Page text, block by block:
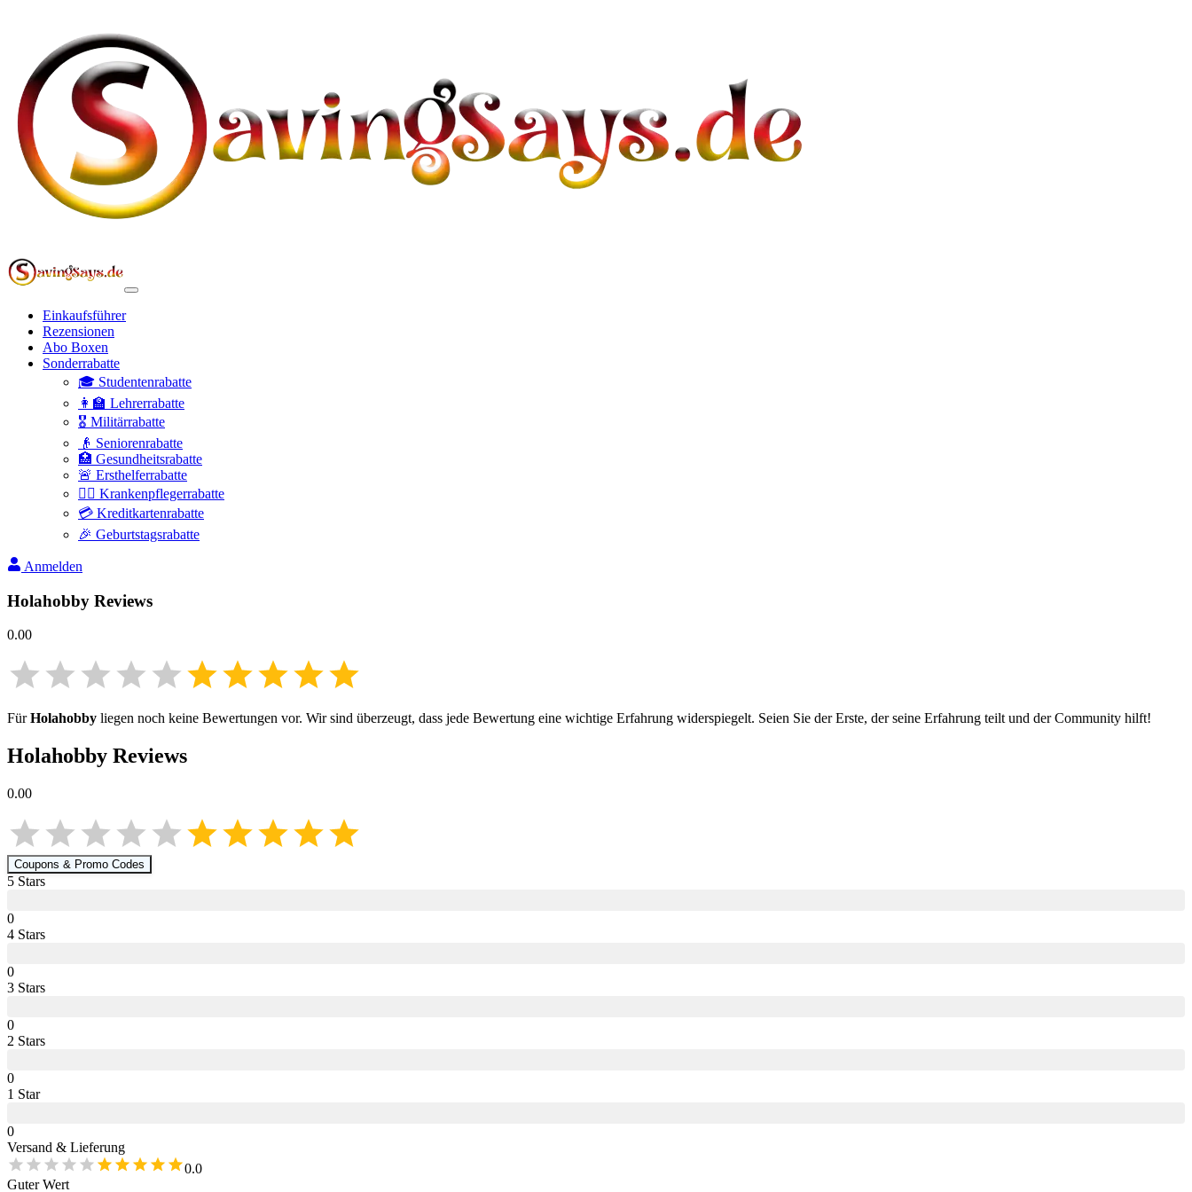
Einkaufsführer
Rezensionen
Abo Boxen
Sonderrabatte
🎓 Studentenrabatte
👩‍🏫 Lehrerrabatte
🎖️ Militärrabatte
👴 Seniorenrabatte
🏥 Gesundheitsrabatte
🚨 Ersthelferrabatte
👩‍⚕️ Krankenpflegerrabatte
💳 Kreditkartenrabatte
🎉 Geburtstagsrabatte
Anmelden
Holahobby Reviews
0.00
FürHolahobby liegen noch keine Bewertungen vor. Wir sind überzeugt, dass jede Bewertung eine wichtige Erfahrung widerspiegelt. Seien Sie der Erste, der seine Erfahrung teilt und der Community hilft!
Holahobby Reviews
0.00
Coupons & Promo Codes
5 Stars
0
4 Stars
0
3 Stars
0
2 Stars
0
1 Star
0
Versand & Lieferung
0.0
Guter Wert